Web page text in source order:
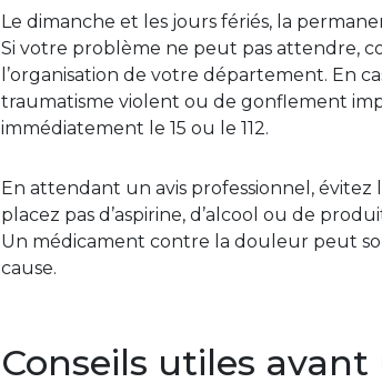
Le dimanche et les jours fériés, la
Si votre problème ne peut pas attendre,
l’organisation de votre département. En
traumatisme violent ou de gonflement
immédiatement le 15 ou le 112.
En attendant un avis professionnel,
placez pas d’aspirine, d’alcool ou de
Un médicament contre la douleur peut
cause.
Conseils utiles